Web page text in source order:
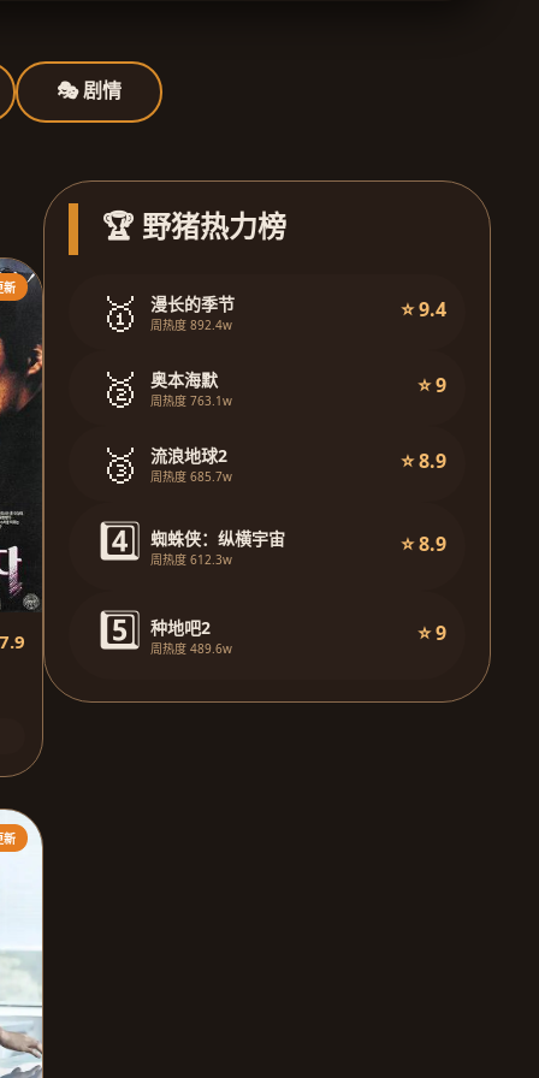
🎭 剧情
新
7.9
新
🏆 野猪热力榜
🥇 漫长的季节
周热度 892.4w
⭐ 9.4
🥈 奥本海默
周热度 763.1w
⭐ 9
🥉 流浪地球2
周热度 685.7w
⭐ 8.9
4️⃣ 蜘蛛侠：纵横宇宙
周热度 612.3w
⭐ 8.9
5️⃣ 种地吧2
周热度 489.6w
⭐ 9